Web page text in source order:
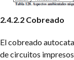
2.4.2.2 Cobreado
El cobreado
de circuitos